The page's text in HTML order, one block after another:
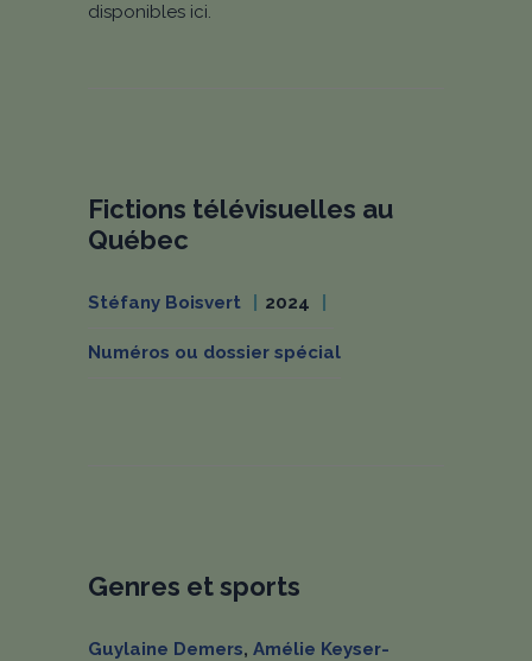
disponibles ici.
Fictions télévisuelles au
Québec
Stéfany Boisvert 2024
Numéros ou dossier spécial
Genres et sports
Guylaine Demers, Amélie Keyser-